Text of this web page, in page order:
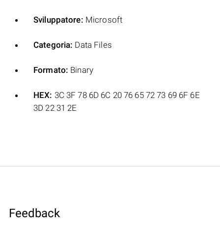
Sviluppatore: Microsoft
Categoria: Data Files
Formato: Binary
HEX: 3C 3F 78 6D 6C 20 76 65 72 73 69 6F 6E
3D 22 31 2E
Feedback